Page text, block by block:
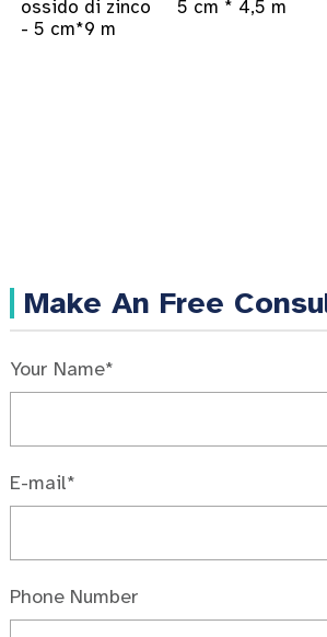
ossido di zinco
- 5 cm*9 m
5 cm * 4,5 m
Make An Free
Your Name*
E-mail*
Phone Number